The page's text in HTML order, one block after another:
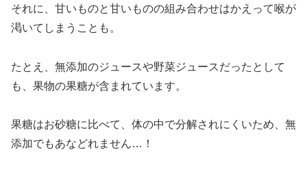
それに、甘いものと甘いものの組み合わせはかえって喉が
渇いてしまうことも。
たとえ、無添加のジュースや野菜ジュースだったとして
も、果物の果糖が含まれています。
果糖はお砂糖に比べて、体の中で分解されにくいため、無
添加でもあなどれません…！